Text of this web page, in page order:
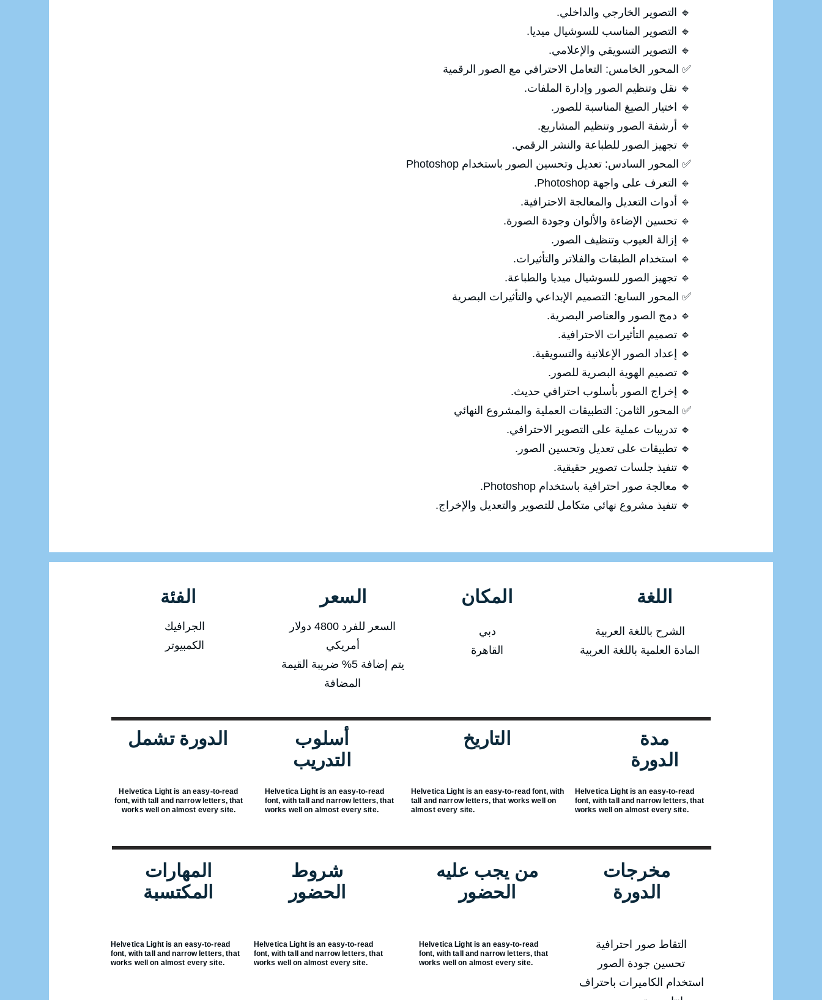
🔹 التصوير الخارجي والداخلي.
🔹 التصوير المناسب للسوشيال ميديا.
🔹 التصوير التسويقي والإعلامي.
✅ المحور الخامس: التعامل الاحترافي مع الصور الرقمية
🔹 نقل وتنظيم الصور وإدارة الملفات.
🔹 اختيار الصيغ المناسبة للصور.
🔹 أرشفة الصور وتنظيم المشاريع.
🔹 تجهيز الصور للطباعة والنشر الرقمي.
✅ المحور السادس: تعديل وتحسين الصور باستخدام Photoshop
🔹 التعرف على واجهة Photoshop.
🔹 أدوات التعديل والمعالجة الاحترافية.
🔹 تحسين الإضاءة والألوان وجودة الصورة.
🔹 إزالة العيوب وتنظيف الصور.
🔹 استخدام الطبقات والفلاتر والتأثيرات.
🔹 تجهيز الصور للسوشيال ميديا والطباعة.
✅ المحور السابع: التصميم الإبداعي والتأثيرات البصرية
🔹 دمج الصور والعناصر البصرية.
🔹 تصميم التأثيرات الاحترافية.
🔹 إعداد الصور الإعلانية والتسويقية.
🔹 تصميم الهوية البصرية للصور.
🔹 إخراج الصور بأسلوب احترافي حديث.
✅ المحور الثامن: التطبيقات العملية والمشروع النهائي
🔹 تدريبات عملية على التصوير الاحترافي.
🔹 تطبيقات على تعديل وتحسين الصور.
🔹 تنفيذ جلسات تصوير حقيقية.
🔹 معالجة صور احترافية باستخدام Photoshop.
🔹 تنفيذ مشروع نهائي متكامل للتصوير والتعديل والإخراج.
الفئة
الجرافيك
الكمبيوتر
السعر
السعر للفرد 4800 دولار
أمريكي
يتم إضافة 5% ضريبة القيمة
المضافة
المكان
دبي
القاهرة
اللغة
الشرح باللغة العربية
المادة العلمية باللغة العربية
الدورة تشمل
Helvetica Light is an easy-to-read
font, with tall and narrow letters, that
works well on almost every site.
أسلوب
التدريب
Helvetica Light is an easy-to-read
font, with tall and narrow letters, that
works well on almost every site.
التاريخ
Helvetica Light is an easy-to-read font, with
tall and narrow letters, that works well on
almost every site.
مدة
الدورة
Helvetica Light is an easy-to-read
font, with tall and narrow letters, that
works well on almost every site.
المهارات
المكتسبة
شروط
الحضور
من يجب عليه
الحضور
مخرجات
الدورة
Helvetica Light is an easy-to-read
font, with tall and narrow letters, that
works well on almost every site.
Helvetica Light is an easy-to-read
font, with tall and narrow letters, that
works well on almost every site.
Helvetica Light is an easy-to-read
font, with tall and narrow letters, that
works well on almost every site.
التقاط صور احترافية
تحسين جودة الصور
استخدام الكاميرات باحتراف